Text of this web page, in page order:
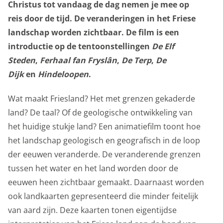
over het museum
Christus tot vandaag de dag nemen je mee op
reis door de tijd. De veranderingen in het Friese
landschap worden zichtbaar. De film is een
introductie op de tentoonstellingen De Elf
Steden, Ferhaal fan Fryslân, De Terp, De
Dijken Hindeloopen.
Wat maakt Friesland? Het met grenzen gekaderde
land? De taal? Of de geologische ontwikkeling van
het huidige stukje land? Een animatiefilm toont hoe
het landschap geologisch en geografisch in de loop
der eeuwen veranderde. De veranderende grenzen
tussen het water en het land worden door de
eeuwen heen zichtbaar gemaakt. Daarnaast worden
ook landkaarten gepresenteerd die minder feitelijk
van aard zijn. Deze kaarten tonen eigentijdse
zoals cookies (web) of apparaatidentificatoren (apps),
gerelateerd aan analyse, bijvoorbeeld bezoekduur.
Analytische cookies
Marketing cookies
sturen waar je ook écht op zit te wachten. Die
aanbiedingen baseren we op wat je op de website
bekijkt of op jouw persoonlijke interesses. We maken
ook gebruik van cookies van YouTube, Facebook en
Instagram, zodat je filmpjes en informatie kunt delen
met je vrienden via social media. Maakt opslag mogelijk,
zoals cookies (web) of apparaatidentificatoren (apps),
gerelateerd aan reclame.
Marketing cookies